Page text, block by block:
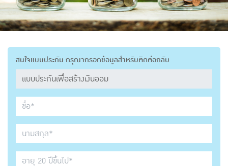
สนใจแบบประกัน กรุณากรอกข้อมูลสำหรับติดต่อกลับ